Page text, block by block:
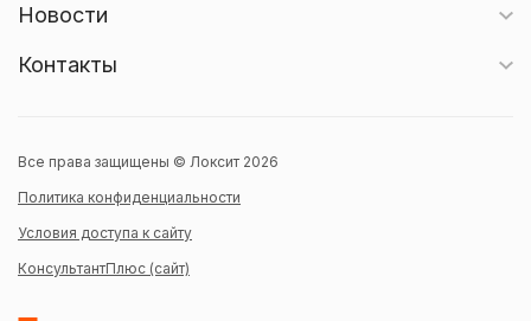
Новости
Контакты
Все права защищены © Локсит 2026
Политика конфиденциальности
Условия доступа к сайту
КонсультантПлюс (сайт)